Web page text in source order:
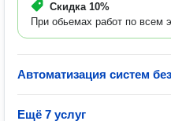
Скидка 10%
При обьемах работ по всем
Автоматизация систем
Ещё 7 услуг